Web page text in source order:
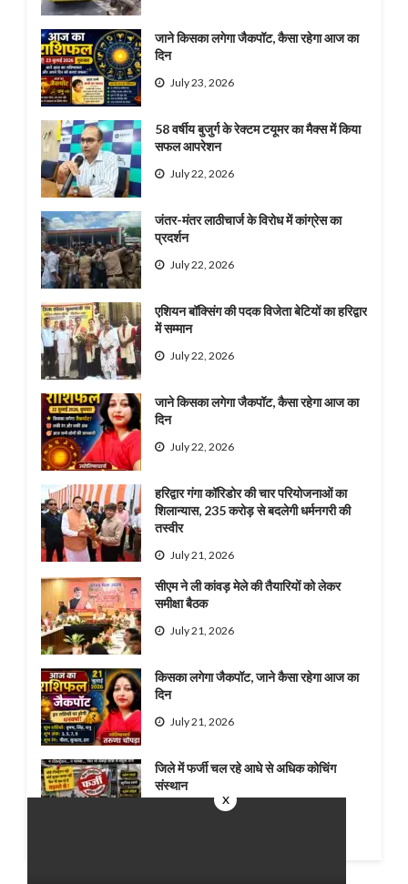
x
जाने किसका लगेगा जैकपॉट, कैसा रहेगा आज का
दिन
July 23, 2026
58 वर्षीय बुजुर्ग के रेक्टम टयूमर का मैक्स में किया
सफल आपरेशन
July 22, 2026
जंतर-मंतर लाठीचार्ज के विरोध में कांग्रेस का
प्रदर्शन
July 22, 2026
एशियन बॉक्सिंग की पदक विजेता बेटियों का हरिद्वार
में सम्मान
July 22, 2026
जाने किसका लगेगा जैकपॉट, कैसा रहेगा आज का
दिन
July 22, 2026
हरिद्वार गंगा कॉरिडोर की चार परियोजनाओं का
शिलान्यास, 235 करोड़ से बदलेगी धर्मनगरी की
तस्वीर
July 21, 2026
सीएम ने ली कांवड़ मेले की तैयारियों को लेकर
समीक्षा बैठक
July 21, 2026
किसका लगेगा जैकपॉट, जाने कैसा रहेगा आज का
दिन
July 21, 2026
जिले में फर्जी चल रहे आधे से अधिक कोचिंग
संस्थान
July 20, 2026